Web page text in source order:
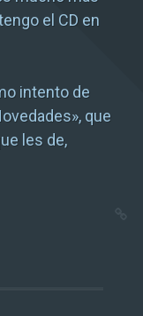
el CD en
intento de
que
les de,